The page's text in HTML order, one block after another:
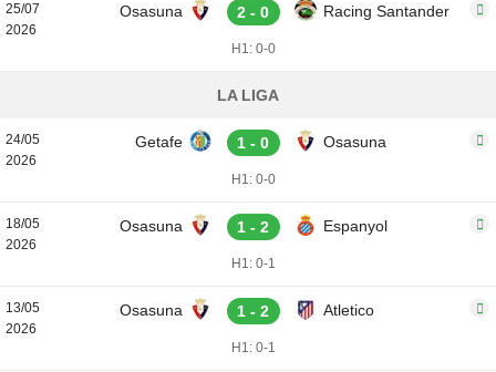
25/07
2026
Osasuna 2 - 0 Racing Santander
H1: 0-0
LA LIGA
24/05
2026
Getafe 1 - 0 Osasuna
H1: 0-0
18/05
2026
Osasuna 1 - 2 Espanyol
H1: 0-1
13/05
2026
Osasuna 1 - 2 Atletico
H1: 0-1